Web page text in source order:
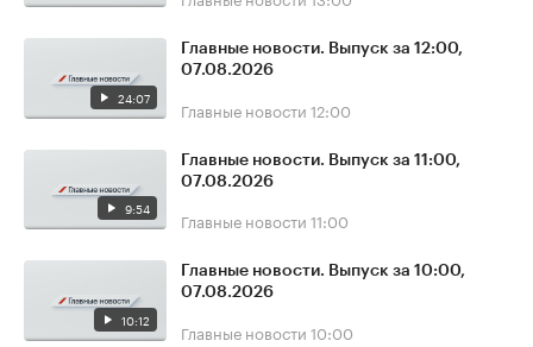
24:07
Главные новости. Выпуск за 12:00,
07.08.2026
Главные новости 12:00
9:54
Главные новости. Выпуск за 11:00,
07.08.2026
Главные новости 11:00
10:12
Главные новости. Выпуск за 10:00,
07.08.2026
Главные новости 10:00